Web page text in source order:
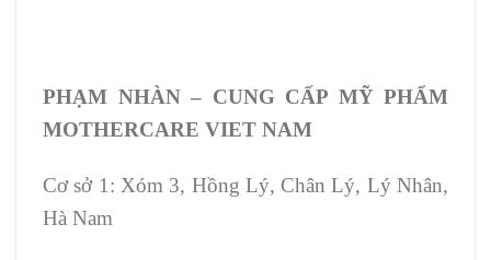
PHẠM NHÀN – CUNG CẤP MỸ PHẨM
MOTHERCARE VIET NAM
Cơ sở 1: Xóm 3, Hồng Lý, Chân Lý, Lý Nhân,
Hà Nam